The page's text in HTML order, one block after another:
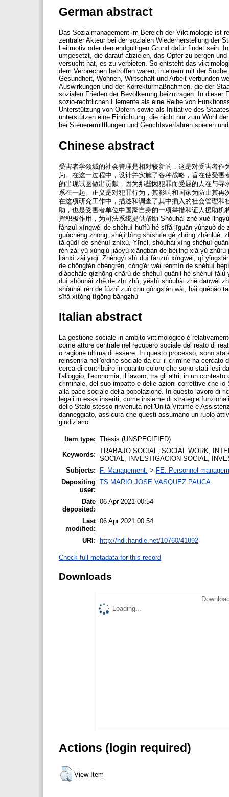
German abstract
Das Sozialmanagement im Bereich der Viktimologie ist
zentraler Akteur bei der sozialen Wiederherstellung der
Leitmotiv oder den endgültigen Grund dafür findet sein.
umgesetzt, die darauf abzielen, das Opfer zu bergen
versucht hat, es zu verbieten. So entsteht das
dem Verbrechen betroffen waren, in einem mit der
Gesundheit, Wohnen, Wirtschaft und Arbeit verbunden
Auswirkungen und der Korrekturmaßnahmen, die der
sozialen Frieden der Bevölkerung beizutragen. In dieser
sozio-rechtlichen Elemente als eine Reihe von
Unterstützung von Opfern sowie als Initiative des
unterstützen eine Einrichtung, die nicht nur zum Wohl
bei Steuerermittlungen und Gerichtsverfahren spielen
Chinese abstract
受害者学领域的社会管理是相对较新的，这是对受害者
为。在这一过程中，设计并实施了各种战略，旨在使受
的出现试图做出贡献，因为那些因犯罪而受屈的人在与
系在一起。正义是对犯罪行为，其影响和国家为防止其
在这项研究工作中，描述和调查了其中插入的社会管理
助，也是受害者单位中国家自身的一项举措和证人援助
挥积极作用，为司法系统提供帮助 Shòuhài zhě xué
fànzuì xíngwéi de shèhuì huīfù hé sīfǎ jīguān yùnzuò
guòchéng zhōng, shèjì bìng shíshīle gè zhǒng zhànlüè,
tā qǔdì de shèhuì zhìxù. Yīncǐ, shòuhài xìng shèhuì
rén zài yǔ xúnqiú jiàoyù xiāngbàn de bèijǐng xià yǔ
liánxì zài yīqǐ. Zhèngyì shì duì fànzuì xíngwéi, qí
de chōngfèn chéngrèn, cóng'ér wéi rénmín de shèhuì
diàochále qízhōng chārù de shèhuì guǎnlǐ hé shèhuì
duì shòuhài zhě de zhī zhù, yěshì shòuhài zhě dānwèi
shòuhài rén de fúzhǐ zuò chū gòngxiàn wài, hái quèbǎo
sīfǎ xìtǒng tígōng bāngzhù
Italian abstract
La gestione sociale in ambito vittimologico è
come attore centrale nel recupero sociale del reato di
o ragione ultima di essere. In questo processo, sono
reinserirla nell'ordine sociale da cui il crimine ha
cerca di contribuire in quanto coloro che sono stati lesi
l'alloggio, l'economia, il lavoro, tra gli altri, in un
criminale, del suo impatto e delle azioni correttive che
alla pace sociale della popolazione. In questo lavoro di
legali in essa inseriti, come insieme di strategie
dello Stato stesso rinvenuta nell'Unità Vittime e
danneggiato, assicura che questi assumano un ruolo
giudiziario
Item type: Thesis (UNSPECIFIED)
Keywords: TRABAJO SOCIAL, SOCIAL WORK,
SOCIAL, INVESTIGACION SOCIAL,
Subjects:
F. Management. > FE. Personnel
Depositing
user:
TS MARIO JOSE VASQUEZ PAUCA
Date
deposited:
06 Apr 2021 00:54
Last
modified:
06 Apr 2021 00:54
URI: http://hdl.handle.net/10760/41892
Check full metadata for this record
Downloads
Loading...
Actions (login required)
View Item